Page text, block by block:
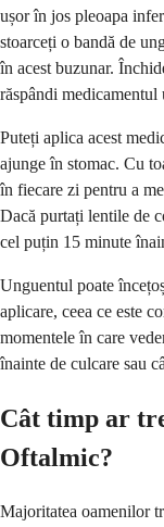
ușor în jos pleoapa
stoarceți o bandă de
în acest buzunar.
răspândi medicamentul
Puteți aplica acest
ajunge în stomac. Cu
în fiecare zi pentru a
Dacă purtați lentile de
cel puțin 15 minute
Unguentul poate
aplicare, ceea ce este
momentele în care
înainte de culcare sau
Cât timp ar
Oftalmic?
Majoritatea oamenilor